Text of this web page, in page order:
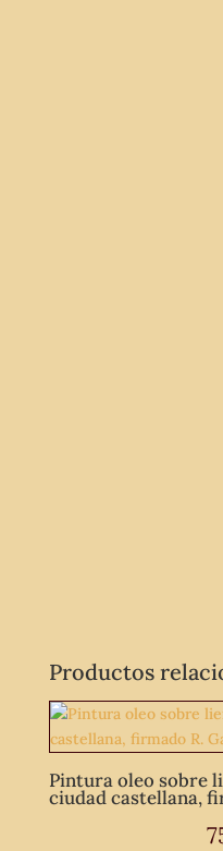
Productos
Pintura oleo sobre
ciudad castellana,